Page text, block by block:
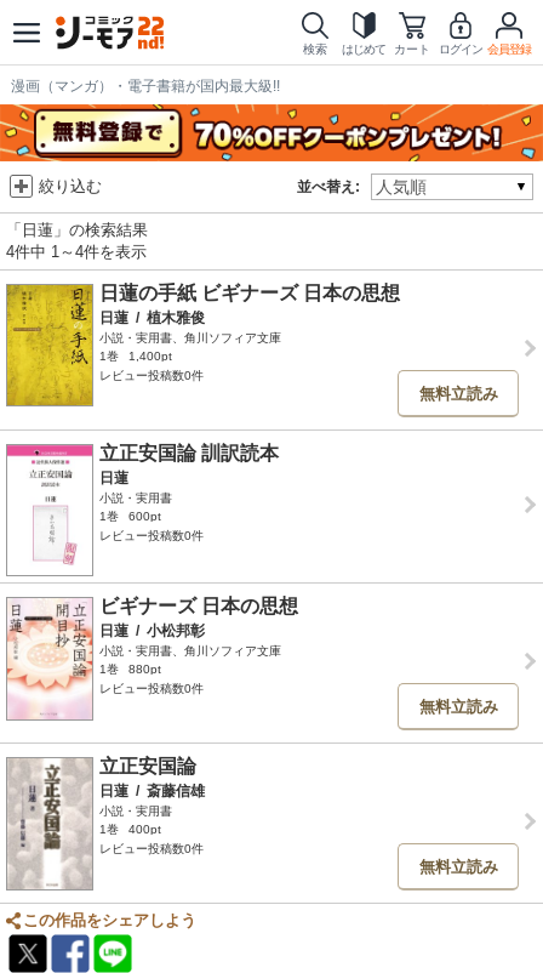
検索 はじめて カート ログイン 会員登録
漫画（マンガ）・電子書籍が国内最大級!!
並べ替え:
絞り込む
「日蓮」の検索結果
4件中 1～4件を表示
日蓮の手紙 ビギナーズ 日本の思想
日蓮 / 植木雅俊
小説・実用書、角川ソフィア文庫
1巻
1,400pt
レビュー投稿数0件
無料立読み
立正安国論 訓訳読本
日蓮
小説・実用書
1巻
600pt
レビュー投稿数0件
ビギナーズ 日本の思想
日蓮 / 小松邦彰
小説・実用書、角川ソフィア文庫
1巻
880pt
レビュー投稿数0件
無料立読み
立正安国論
日蓮 / 斎藤信雄
小説・実用書
1巻
400pt
レビュー投稿数0件
無料立読み
この作品をシェアしよう